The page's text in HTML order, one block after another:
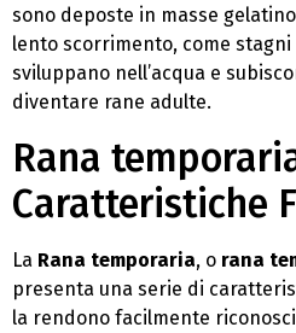
sono deposte in masse
lento scorrimento, come
sviluppano nell’acqua e
diventare rane adulte.
Rana
Caratteristiche
La Rana temporaria, o rana
presenta una serie di
la rendono facilmente